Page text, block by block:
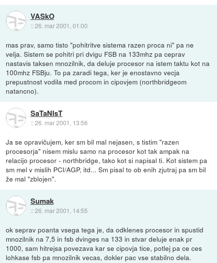
VASkO
::26. mar 2001, 01:00
mas prav, samo tisto "pohitritve sistema razen proca ni" pa ne
velja. Sistem se pohitri pri dvigu FSB na 133mhz pa ceprav
nastavis taksen mnozilnik, da deluje procesor na istem taktu kot na
100mhz FSBju. To pa zaradi tega, ker je enostavno vecja
prepustnost vodila med procom in cipovjem (northbridgeom
natancno).
SaTaNIsT
::26. mar 2001, 13:56
Ja se opravičujem, ker sm bil mal nejasen, s tistim "razen
procesorja" nisem mislu samo na procesor kot tak ampak na
relacijo procesor - northbridge, tako kot si napisal ti. Kot sistem pa
sm mel v mislih PCI/AGP, itd... Sm pisal to ob enih zjutraj pa sm bil
že mal "zblojen".
Sumak
::26. mar 2001, 14:55
ok seprav poanta vsega tega je, da odklenes procesor in spustid
mnozilnik na 7,5 in fsb dvinges na 133 in stvar deluje enak pr
1000, sam hitrejsa povezava kar se cipovja tice, potlej pa ce ces
lohkase fsb pa mnozilnik vecas, dokler pac vse stabilno dela.